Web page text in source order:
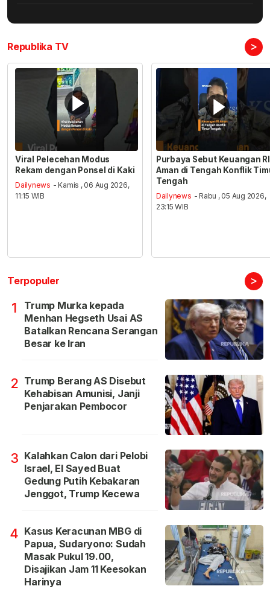
Republika TV >
Viral Pelecehan Modus
Rekam dengan Ponsel di Kaki
Dailynews - Kamis , 06 Aug 2026,
11:15 WIB
Purbaya Sebut Keuangan RI
Aman di Tengah Konflik
Tengah
Dailynews - Rabu , 05 Aug 2026,
23:15 WIB
Terpopuler >
1
Trump Murka kepada
Menhan Hegseth Usai AS
Batalkan Rencana Serangan
Besar ke Iran
2 Trump Berang AS Disebut
Kehabisan Amunisi, Janji
Penjarakan Pembocor
3 Kalahkan Calon dari Pelobi
Israel, El Sayed Buat
Gedung Putih Kebakaran
Jenggot, Trump Kecewa
4 Kasus Keracunan MBG di
Papua, Sudaryono: Sudah
Masak Pukul 19.00,
Disajikan Jam 11 Keesokan
Harinya